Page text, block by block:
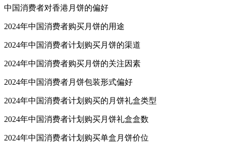
中国消费者对香港月饼的偏好
2024年中国消费者购买月饼的用途
2024年中国消费者计划购买月饼的渠道
2024年中国消费者购买月饼的关注因素
2024年中国消费者月饼包装形式偏好
2024年中国消费者计划购买的月饼礼盒类型
2024年中国消费者计划购买月饼礼盒盒数
2024年中国消费者计划购买单盒月饼价位